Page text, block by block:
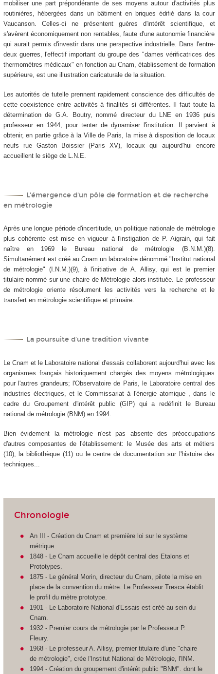
mobiliser une part prépondérante de ses moyens autour d'activités plus
routinières, hébergées dans un bâtiment en briques édifié dans la cour
Vaucanson. Celles-ci ne présentent guères d'intérêt scientifique, et
s'avèrent économiquement non rentables, faute d'une autonomie financière
qui aurait permis d'investir dans une perspective industrielle. Dans l'entre-
deux guerres, l'effectif important du groupe des "dames vérificatrices des
thermomètres médicaux" en fonction au Cnam, établissement de formation
supérieure, est une illustration caricaturale de la situation.
Les autorités de tutelle prennent rapidement conscience des difficultés de
cette coexistence entre activités à finalités si différentes. Il faut toute la
détermination de G.A. Boutry, nommé directeur du LNE en 1936 puis
professeur en 1944, pour tenter de dynamiser l'institution. Il parvient à
obtenir, en partie grâce à la Ville de Paris, la mise à disposition de locaux
neufs rue Gaston Boissier (Paris XV), locaux qui aujourd'hui encore
accueillent le siège de L.N.E.
L'émergence d'un pôle de formation et de recherche
en métrologie
Après une longue période d'incertitude, un politique nationale de métrologie
plus cohérente est mise en vigueur à l'instigation de P. Aigrain, qui fait
naître en 1969 le Bureau national de métrologie (B.N.M.)(8).
Simultanément est créé au Cnam un laboratoire dénommé "Institut national
de métrologie" (I.N.M.)(9), à l'initiative de A. Allisy, qui est le premier
titulaire nommé sur une chaire de Métrologie alors instituée. Le professeur
de métrologie oriente résolument les activités vers la recherche et le
transfert en métrologie scientifique et primaire.
La poursuite d'une tradition vivante
Le Cnam et le Laboratoire national d'essais collaborent aujourd'hui avec les
organismes français historiquement chargés des moyens métrologiques
pour l'autres grandeurs; l'Observatoire de Paris, le Laboratoire central des
industries électriques, et le Commissariat à l'énergie atomique , dans le
cadre du Groupement d'intérêt public (GIP) qui a redéfinit le Bureau
national de métrologie (BNM) en 1994.
Bien évidement la métrologie n'est pas absente des préoccupations
d'autres composantes de l'établissement: le Musée des arts et métiers
(10), la bibliothèque (11) ou le centre de documentation sur l'histoire des
techniques...
Chronologie
An III - Création du Cnam et première loi sur le système
métrique.
1848 - Le Cnam accueille le dépôt central des Etalons et
Prototypes.
1875 - Le général Morin, directeur du Cnam, pilote la mise en
place de la convention du mètre. Le Professeur Tresca établit
le profil du mètre prototype.
1901 - Le Laboratoire National d'Essais est créé au sein du
Cnam.
1932 - Premier cours de métrologie par le Professeur P.
Fleury.
1968 - Le professeur A. Allisy, premier titulaire d'une "chaire
de métrologie", crée l'Institut National de Métrologie, l'INM.
1994 - Création du groupement d'intérêt public "BNM". dont le